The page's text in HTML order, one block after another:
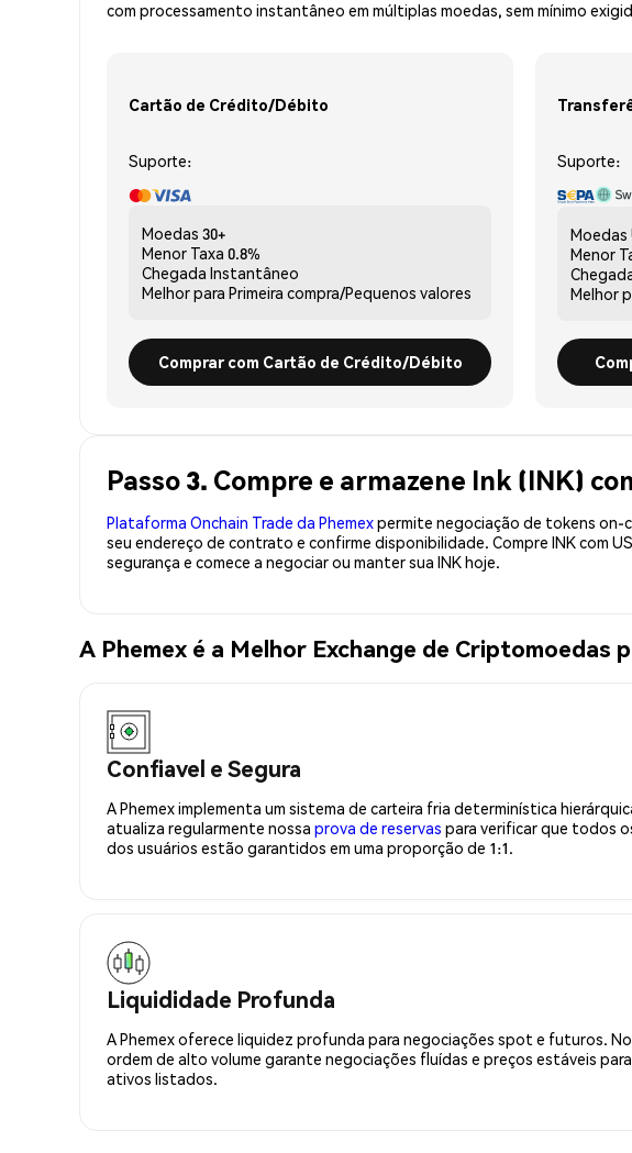
com processamento instantâneo em múltiplas moedas, sem mínimo
Cartão de Crédito/Débito
Suporte:
Moedas 30+
Menor Taxa 0.8%
Chegada Instantâneo
Melhor para Primeira compra/Pequenos valores
Comprar com Cartão de Crédito/Débito
Suporte:
Moedas
Menor
Melhor
Passo 3. Compre e armazene Ink (INK)
Plataforma Onchain Trade da Phemexpermite negociação de tokens on-
seu endereço de contrato e confirme disponibilidade. Compre INK com
segurança e comece a negociar ou manter sua INK hoje.
A Phemex é a Melhor Exchange de Criptomoedas
Confiavel e Segura
A Phemex implementa um sistema de carteira fria determinística
atualiza regularmente nossa prova de reservas para verificar que todos
dos usuários estão garantidos em uma proporção de 1:1.
Liquididade Profunda
A Phemex oferece liquidez profunda para negociações spot e futuros.
ordem de alto volume garante negociações fluídas e preços estáveis
ativos listados.